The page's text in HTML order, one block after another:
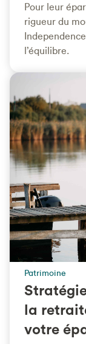
Pour leur
rigueur du
l’équilibre.
Patrimoine
la
votre